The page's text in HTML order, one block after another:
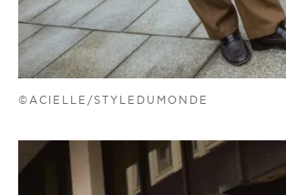
©ACIELLE/STYLEDUMONDE